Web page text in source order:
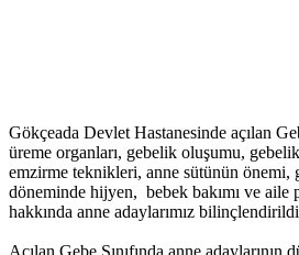
Gökçeada Devlet Hastanesinde açılan
üreme organları, gebelik oluşumu,
emzirme teknikleri, anne sütünün önemi,
döneminde hijyen, bebek bakımı ve aile
hakkında anne adaylarımız